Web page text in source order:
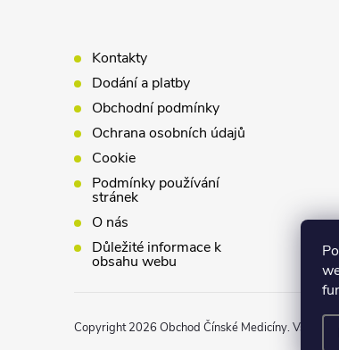
Kontakty
Dodání a platby
Obchodní podmínky
Ochrana osobních údajů
Cookie
Podmínky používání
stránek
O nás
Důležité informace k
obsahu webu
Copyright 2026 Obchod Čínské Medicíny. Všechna